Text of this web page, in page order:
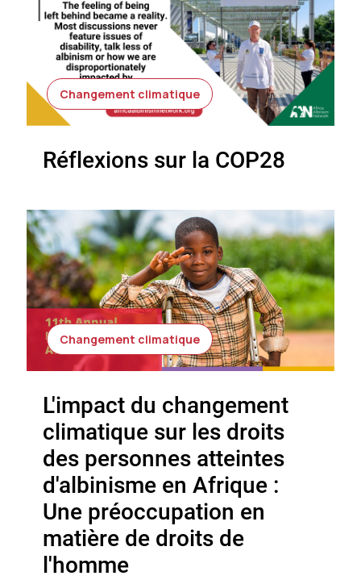
Changement climatique
Réflexions sur la COP28
Changement climatique
L'impact du changement
climatique sur les droits
des personnes atteintes
d'albinisme en Afrique :
Une préoccupation en
matière de droits de
l'homme